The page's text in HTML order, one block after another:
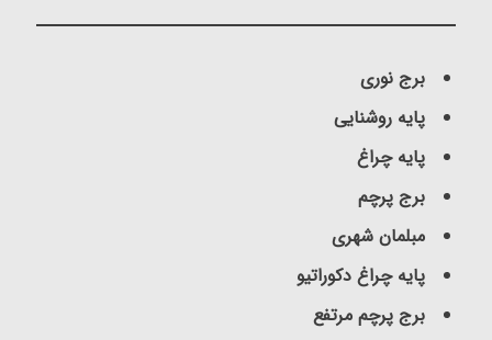
برج نوری
پایه روشنایی
پایه چراغ
برج پرچم
مبلمان شهری
پایه چراغ دکوراتیو
برج پرچم مرتفع